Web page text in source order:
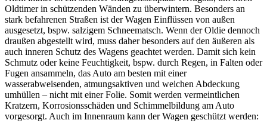
Oldtimer in schützenden Wänden zu überwintern. Besonders an
stark befahrenen Straßen ist der Wagen Einflüssen von außen
ausgesetzt, bspw. salzigem Schneematsch. Wenn der Oldie dennoch
draußen abgestellt wird, muss daher besonders auf den äußeren als
auch inneren Schutz des Wagens geachtet werden. Damit sich kein
Schmutz oder keine Feuchtigkeit, bspw. durch Regen, in Falten oder
Fugen ansammeln, das Auto am besten mit einer
wasserabweisenden, atmungsaktiven und weichen Abdeckung
umhüllen – nicht mit einer Folie. Somit werden vermeintlichen
Kratzern, Korrosionsschäden und Schimmelbildung am Auto
vorgesorgt. Auch im Innenraum kann der Wagen geschützt werden: